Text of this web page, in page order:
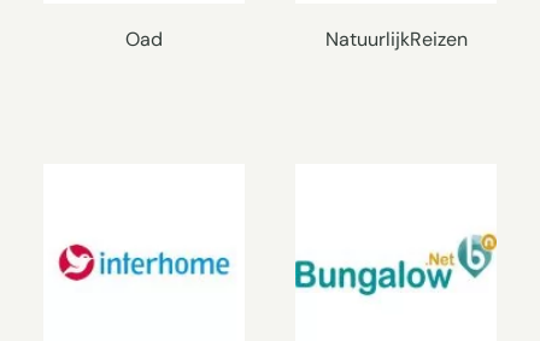
Oad NatuurlijkReizen